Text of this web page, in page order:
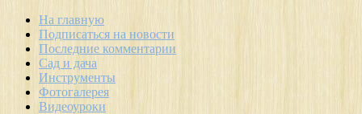
На главную
Подписаться на новости
Последние комментарии
Сад и дача
Инструменты
Фотогалерея
Видеоуроки